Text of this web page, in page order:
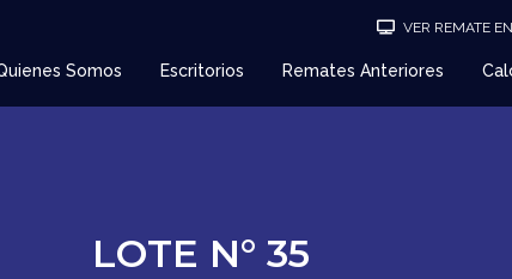
VER REMATE
Somos Escritorios Remates Anteriores
LOTE N° 35